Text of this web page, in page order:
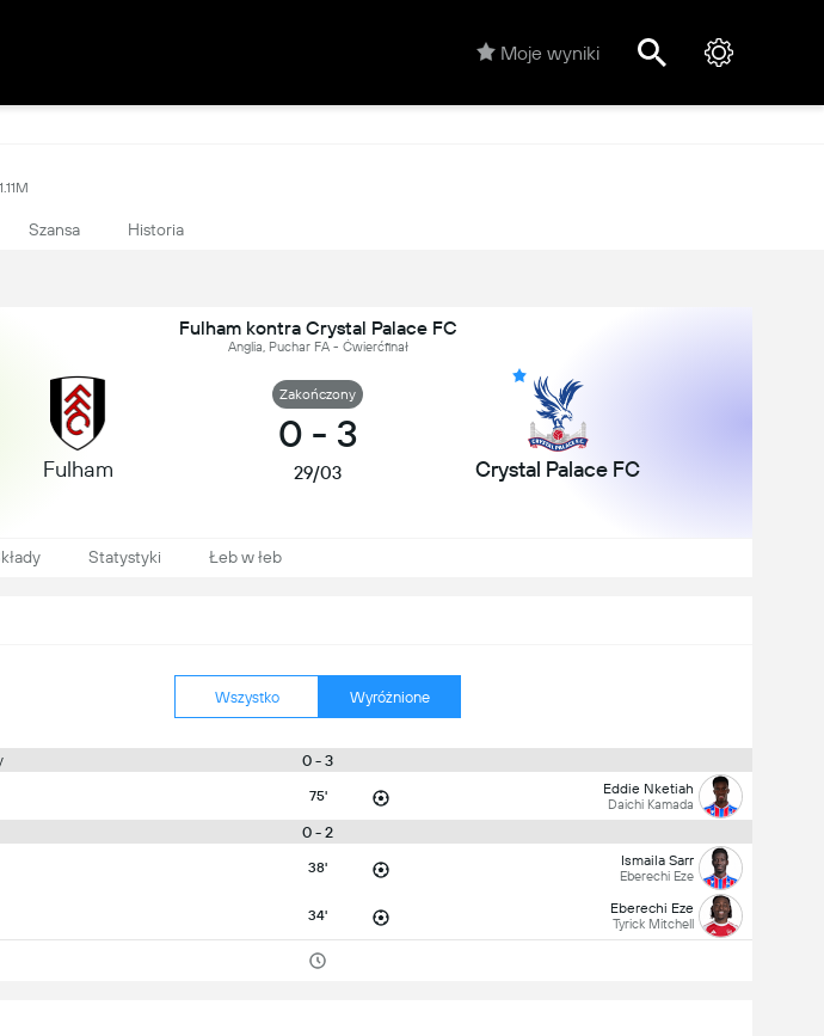
Moje wyniki
Szansa Historia
Fulham kontra Crystal Palace FC
Anglia, Puchar FA - Ćwierćfinał
Fulham
Zakończony
0 - 3
29/03 Crystal Palace FC
Statystyki Łeb w łeb
Wszystko Wyróżnione
0 - 3
75' Eddie Nketiah
Daichi Kamada
0 - 2
38' Ismaila Sarr
Eberechi Eze
34' Eberechi Eze
Tyrick Mitchell